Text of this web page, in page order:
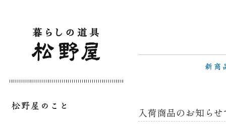
入荷商品のお知ら